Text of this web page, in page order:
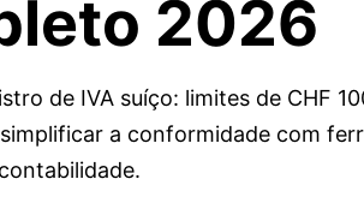
2026
de IVA suíço: limites de CHF
a conformidade com